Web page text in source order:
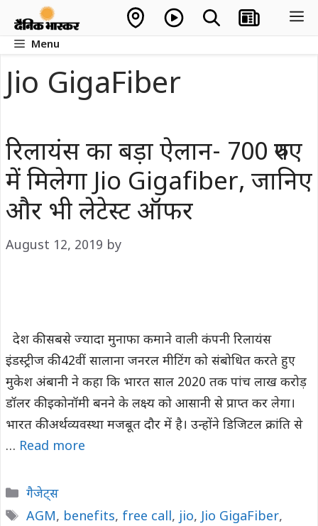
contentMenu
Jio GigaFiber
रिलायंस का बड़ा ऐलान- 700 रुपए
में मिलेगा Jio Gigafiber, जानिए
और भी लेटेस्ट ऑफर
August 12, 2019 by
देश की सबसे ज्यादा मुनाफा कमाने वाली कंपनी रिलायंस
इंडस्ट्रीज की 42वीं सालाना जनरल मीटिंग को संबोधित करते हुए
मुकेश अंबानी ने कहा कि भारत साल 2020 तक पांच लाख करोड़
डॉलर की इकोनॉमी बनने के लक्ष्य को आसानी से प्राप्त कर लेगा।
भारत की अर्थव्यवस्था मजबूत दौर में है। उन्होंने डिजिटल क्रांति से
… Read more
Categories
गैजेट्स
Tags
AGM, benefits, free call, jio,Jio GigaFiber,